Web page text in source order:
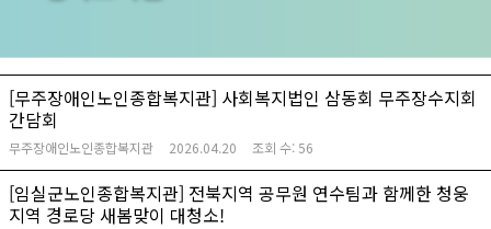
[무주장애인노인종합복지관] 사회복지법인 삼동회 무주장수지회
간담회
무주장애인노인종합복지관 2026.04.20 조회 수:56
[임실군노인종합복지관] 전북지역 공무원 연수팀과 함께한 청웅
지역 경로당 새봄맞이 대청소!